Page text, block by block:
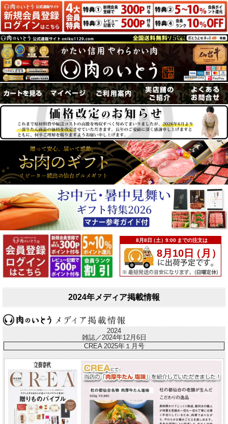
2024年メディア掲載情報
2024
雑誌／2024年12月6日
CREA 2025年１月号